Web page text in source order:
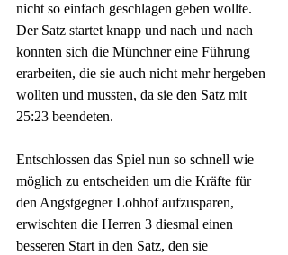
nicht so einfach geschlagen geben wollte.
Der Satz startet knapp und nach und nach
konnten sich die Münchner eine Führung
erarbeiten, die sie auch nicht mehr hergeben
wollten und mussten, da sie den Satz mit
25:23 beendeten.
Entschlossen das Spiel nun so schnell wie
möglich zu entscheiden um die Kräfte für
den Angstgegner Lohhof aufzusparen,
erwischten die Herren 3 diesmal einen
besseren Start in den Satz, den sie